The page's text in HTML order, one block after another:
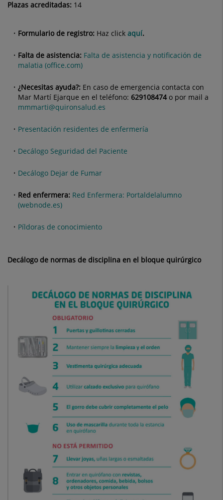
Plazas acreditadas: 14
Formulario de registro: Haz click aquí.
Falta de asistencia: Falta de asistencia y notificación de
malatia (office.com)
¿Necesitas ayuda?: En caso de emergencia contacta con
Mar Martí Ejarque en el teléfono: 629108474o por mail a
mmmarti@quironsalud.es
Presentación residentes de enfermería
Decálogo Seguridad del Paciente
Decálogo Dejar de Fumar
Red enfermera: Red Enfermera: Portaldelalumno
(webnode.es)
Píldoras de conocimiento
Decálogo de normas de disciplina en el bloque quirúrgico